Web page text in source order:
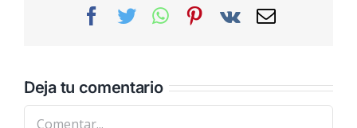
Facebook
TwitterWhatsAppPinterest
Vk
Correo
Deja tu comentario
Comentar